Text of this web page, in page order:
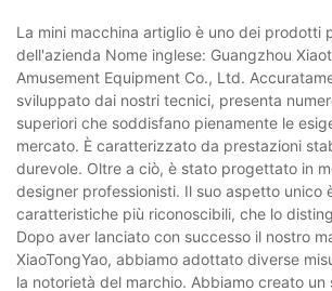
La mini macchina artiglio è uno dei prodotti
dell'azienda Nome inglese: Guangzhou
Amusement Equipment Co., Ltd.
sviluppato dai nostri tecnici, presenta
superiori che soddisfano pienamente le
mercato. È caratterizzato da prestazioni
durevole. Oltre a ciò, è stato progettato in
designer professionisti. Il suo aspetto unico
caratteristiche più riconoscibili, che lo
Dopo aver lanciato con successo il nostro
XiaoTongYao, abbiamo adottato diverse
la notorietà del marchio. Abbiamo creato